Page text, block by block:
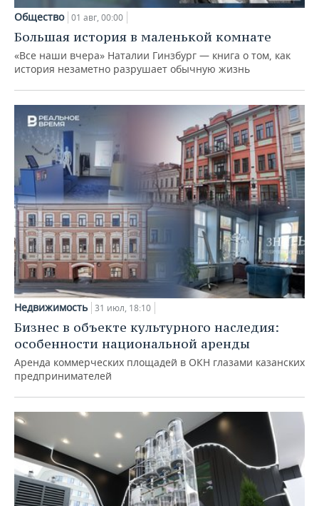
Общество 01 авг, 00:00
Большая история в маленькой комнате
«Все наши вчера» Наталии Гинзбург — книга о том, как
история незаметно разрушает обычную жизнь
Недвижимость 31 июл, 18:10
Бизнес в объекте культурного наследия:
особенности национальной аренды
Аренда коммерческих площадей в ОКН глазами казанских
предпринимателей